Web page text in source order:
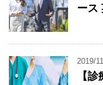
ース
2019/
【